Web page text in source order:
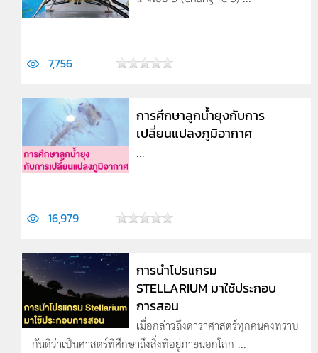
7,756
การศึกษาลูกน้ำยุงกับการ
เปลี่ยนแปลงภูมิอากาศ
...
16,979
การนำโปรแกรม
STELLARIUM มาใช้ประกอบ
การสอน
เมื่อกล่าวถึงดาราศาสตร์ทุกคนคงทราบ
กันดีว่าเป็นศาสตร์ที่ศึกษาถึงสิ่งที่อยู่ภายนอกโลก ...